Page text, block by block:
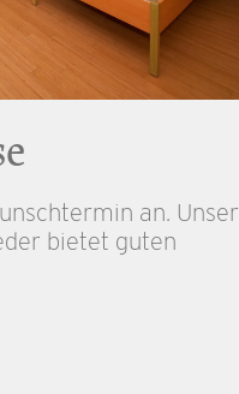
an. Unser
bietet guten